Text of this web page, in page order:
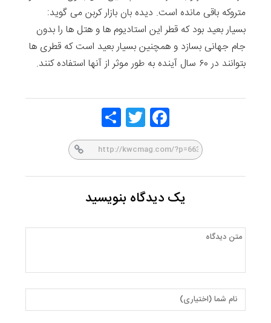
متروکه باقی مانده است. دیده بان بازار کربن می گوید:
بسیار بعید بود که قطر این استادیوم ها و هتل ها را بدون
جام جهانی بسازد و همچنین بسیار بعید است که قطری ها
بتوانند در ۶۰ سال آینده به طور موثر از آنها استفاده کنند.
Face
Twitt
یک دیدگاه بنویسید